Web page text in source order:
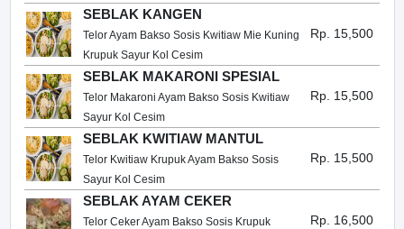
SEBLAK KANGEN
Telor Ayam Bakso Sosis Kwitiaw Mie Kuning
Krupuk Sayur Kol Cesim
Rp. 15,500
SEBLAK MAKARONI SPESIAL
Telor Makaroni Ayam Bakso Sosis Kwitiaw
Sayur Kol Cesim
Rp. 15,500
SEBLAK KWITIAW MANTUL
Telor Kwitiaw Krupuk Ayam Bakso Sosis
Sayur Kol Cesim
Rp. 15,500
SEBLAK AYAM CEKER
Telor Ceker Ayam Bakso Sosis Krupuk
Rp. 16,500